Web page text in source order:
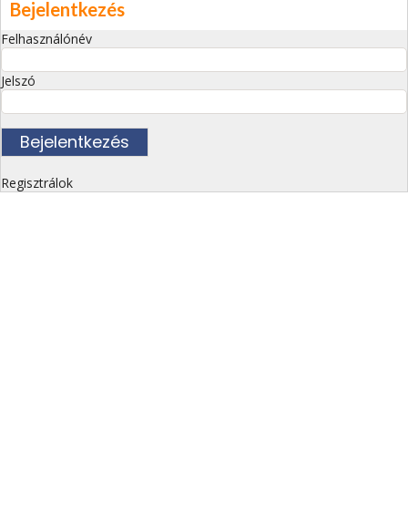
Bejelentkezés
Felhasználónév
Jelszó
Regisztrálok